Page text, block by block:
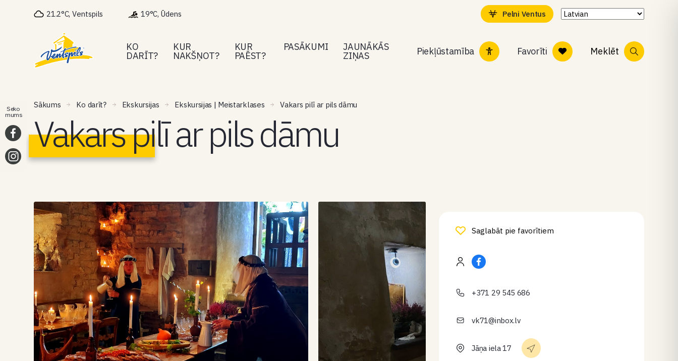
21.2°C, Ventspils 19°C, Ūdens Pelni Ventus
KO
DARĪT?
KUR
NAKŠŅOT?
KUR
PAĒST?
PASĀKUMI JAUNĀKĀS
ZIŅAS Piekļūstamība Favorīti Meklēt
Sākums Ko darīt? Ekskursijas Ekskursijas | Meistarklases Vakars pilī ar pils dāmu
Vakars pilī ar pils dāmu
Saglabāt pie favorītiem
+371 29 545 686
vk71@inbox.lv
Jāņa iela 17
Seko
mums